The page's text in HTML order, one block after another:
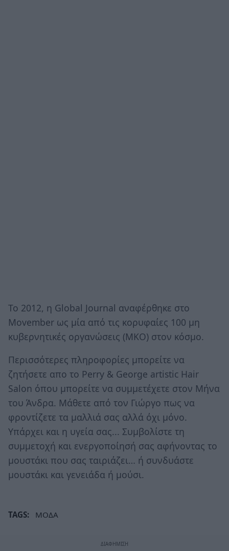
Το 2012, η Global Journal αναφέρθηκε στο
Movember ως μία από τις κορυφαίες 100 μη
κυβερνητικές οργανώσεις (ΜΚΟ) στον κόσμο.
Περισσότερες πληροφορίες μπορείτε να
ζητήσετε απο το Perry & George artistic Hair
Salon όπου μπορείτε να συμμετέχετε στον Μήνα
του Άνδρα. Μάθετε από τον Γιώργο πως να
φροντίζετε τα μαλλιά σας αλλά όχι μόνο.
Υπάρχει και η υγεία σας... Συμβολίστε τη
συμμετοχή και ενεργοποίησή σας αφήνοντας το
μουστάκι που σας ταιριάζει… ή συνδυάστε
μουστάκι και γενειάδα ή μούσι.
TAGS: ΜΟΔΑ